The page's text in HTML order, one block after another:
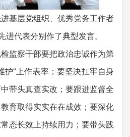
层党组织、优秀党务工作者
代表分别作了典型发言。
察干部要把政治忠诚作为第
护”上作表率；要坚决扛牢自身
带头真查实改；要跟进监督全
育取得实实在在成效；要深化
态长效上持续用力；要带头践